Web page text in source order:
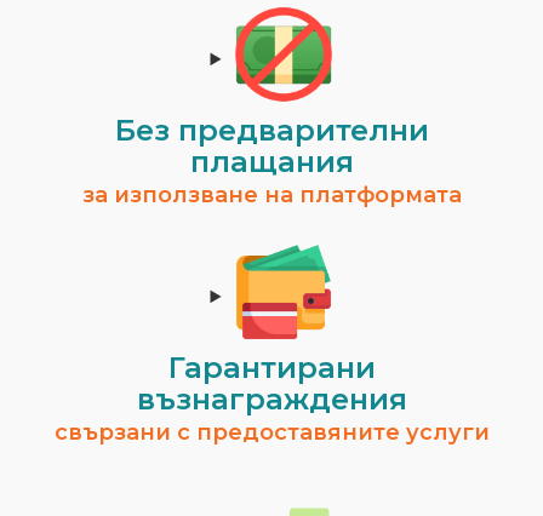
гр. Бургас
Временно не предлага услуги.
ВИЖ ПРОФИЛ
Ивелина Христова
гр. Шумен
Без предварителни
плащания
за използване на платформата
Гарантирани
възнаграждения
свързани с предоставяните услуги